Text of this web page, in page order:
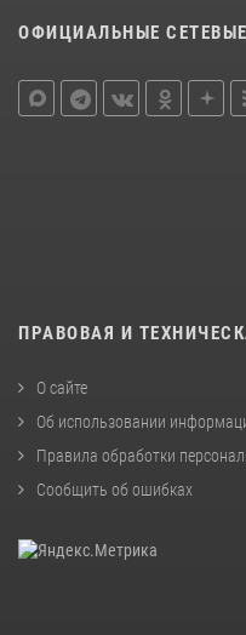
ОФИЦИАЛЬНЫЕ
ПРАВОВАЯ И
О сайте
Об использовании
Правила обработки
Сообщить об ошибках